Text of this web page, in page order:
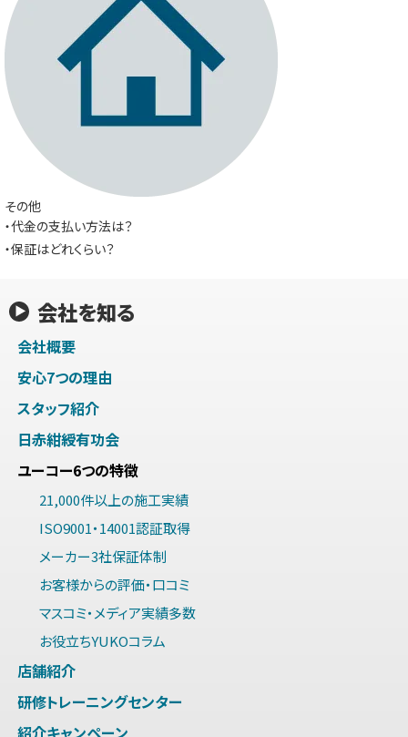
その他
・代金の支払い方法は？
・保証はどれくらい？
会社を知る
会社概要
安心7つの理由
スタッフ紹介
日赤紺綬有功会
ユーコー6つの特徴
21,000件以上の施工実績
ISO9001・14001認証取得
メーカー3社保証体制
お客様からの評価・口コミ
マスコミ・メディア実績多数
お役立ちYUKOコラム
店舗紹介
研修トレーニングセンター
紹介キャンペーン